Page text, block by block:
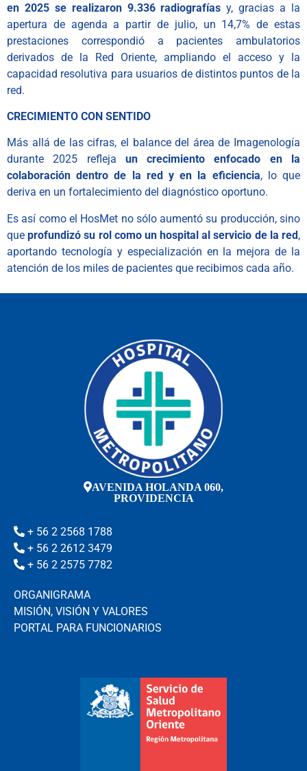
en 2025 se realizaron 9.336 radiografías y, gracias a la
apertura de agenda a partir de julio, un 14,7% de estas
prestaciones correspondió a pacientes ambulatorios
derivados de la Red Oriente, ampliando el acceso y la
capacidad resolutiva para usuarios de distintos puntos de la
red.
CRECIMIENTO CON SENTIDO
Más allá de las cifras, el balance del área de Imagenología
durante 2025 refleja un crecimiento enfocado en la
colaboración dentro de la red y en la eficiencia, lo que
deriva en un fortalecimiento del diagnóstico oportuno.
Es así como el HosMet no sólo aumentó su producción, sino
queprofundizó su rol como un hospital al servicio de la red,
aportando tecnología y especialización en la mejora de la
atención de los miles de pacientes que recibimos cada año.
AVENIDA HOLANDA 060,
PROVIDENCIA
+ 56 2 2568 1788
+ 56 2 2612 3479
+ 56 2 2575 7782
ORGANIGRAMA
MISIÓN, VISIÓN Y VALORES
PORTAL PARA FUNCIONARIOS